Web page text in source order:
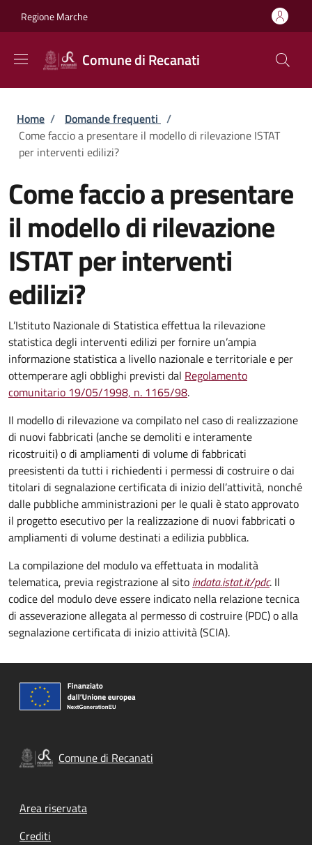
Regione Marche
Comune di Recanati
Briciole di pane
Home / Domande frequenti /
Come faccio a presentare il modello di rilevazione ISTAT
per interventi edilizi?
Come faccio a presentare
il modello di rilevazione
ISTAT per interventi
edilizi?
L’Istituto Nazionale di Statistica effettua la rilevazione
statistica degli interventi edilizi per fornire un’ampia
informazione statistica a livello nazionale e territoriale e per
ottemperare agli obblighi previsti dal Regolamento
comunitario 19/05/1998, n. 1165/98.
Il modello di rilevazione va compilato nel caso di realizzazione
di nuovi fabbricati (anche se demoliti e interamente
ricostruiti) o di ampliamenti di volume di fabbricati
preesistenti da tutti i richiedenti i permessi di costruire o dai
titolari di segnalazione certificata di inizio dell’attività, nonché
dalle pubbliche amministrazioni per le quali è stato approvato
il progetto esecutivo per la realizzazione di nuovi fabbricati o
ampliamenti di volume destinati a edilizia pubblica.
La compilazione del modulo va effettuata in modalità
telematica, previa registrazione al sito indata.istat.it/pdc. Il
codice del modulo deve essere indicato nella relazione tecnica
di asseverazione allegata al permesso di costruire (PDC) o alla
segnalazione certificata di inizio attività (SCIA).
Comune di Recanati
Footer menu
Area riservata
Crediti